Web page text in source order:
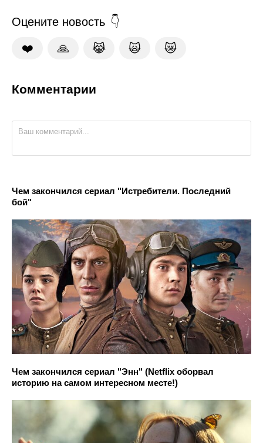
Оцените новость
❤️ 🙏 😹 🙀 😿
Комментарии
Чем закончился сериал "Истребители. Последний
бой"
Чем закончился сериал "Энн" (Netflix оборвал
историю на самом интересном месте!)